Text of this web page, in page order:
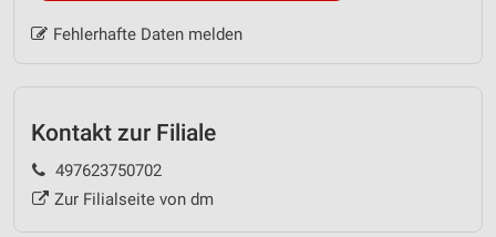
Fehlerhafte Daten melden
Kontakt zur Filiale
497623750702
Zur Filialseite von dm